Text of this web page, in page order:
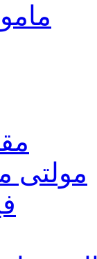
مولتی